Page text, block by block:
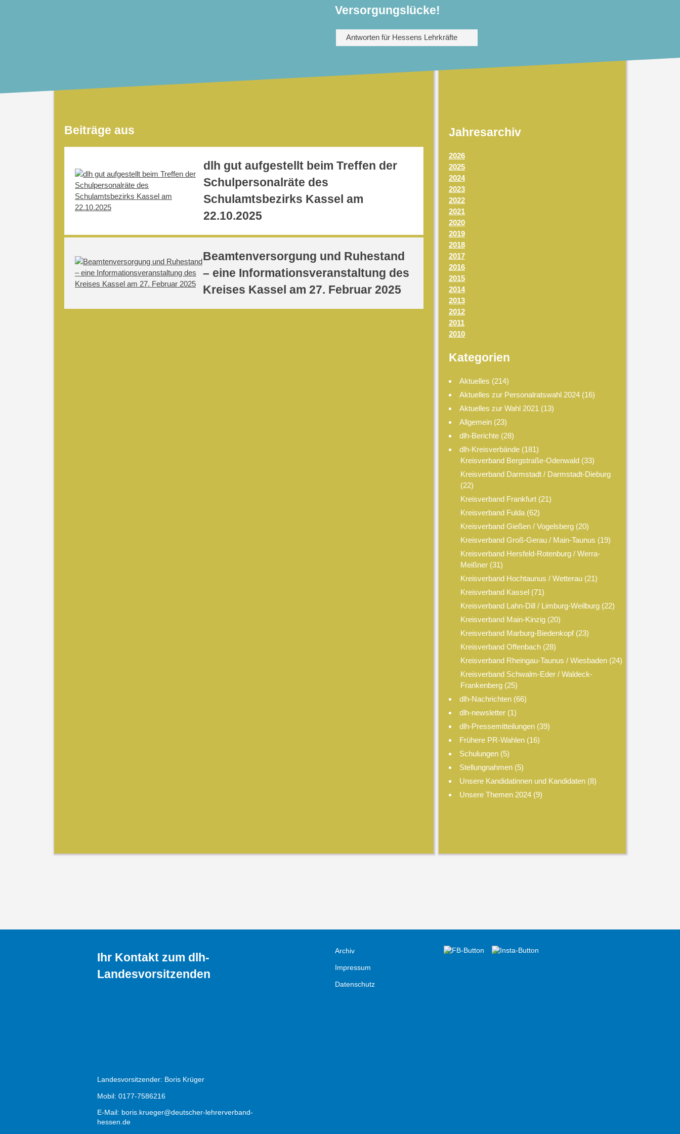
Versorgungslücke!
Antworten für Hessens Lehrkräfte
Beiträge aus
dlh gut aufgestellt beim Treffen der
Schulpersonalräte des
Schulamtsbezirks Kassel am
22.10.2025
Beamtenversorgung und Ruhestand
– eine Informationsveranstaltung des
Kreises Kassel am 27. Februar 2025
Jahresarchiv
2026
2025
2024
2023
2022
2021
2020
2019
2018
2017
2016
2015
2014
2013
2012
2011
2010
Kategorien
Aktuelles (214)
Aktuelles zur Personalratswahl 2024 (16)
Aktuelles zur Wahl 2021 (13)
Allgemein (23)
dlh-Berichte (28)
dlh-Kreisverbände (181)
Kreisverband Bergstraße-Odenwald(33)
Kreisverband Darmstadt / Darmstadt-Dieburg
(22)
Kreisverband Frankfurt(21)
Kreisverband Fulda(62)
Kreisverband Gießen / Vogelsberg(20)
Kreisverband Groß-Gerau / Main-Taunus (19)
Kreisverband Hersfeld-Rotenburg / Werra-
Meißner(31)
Kreisverband Hochtaunus / Wetterau(21)
Kreisverband Kassel(71)
Kreisverband Lahn-Dill / Limburg-Weilburg(22)
Kreisverband Main-Kinzig(20)
Kreisverband Marburg-Biedenkopf(23)
Kreisverband Offenbach(28)
Kreisverband Rheingau-Taunus / Wiesbaden(24)
Kreisverband Schwalm-Eder / Waldeck-
Frankenberg(25)
dlh-Nachrichten (66)
dlh-newsletter (1)
dlh-Pressemitteilungen (39)
Frühere PR-Wahlen (16)
Schulungen (5)
Stellungnahmen (5)
Unsere Kandidatinnen und Kandidaten (8)
Unsere Themen 2024 (9)
Ihr Kontakt zum dlh-
Landesvorsitzenden
Landesvorsitzender: Boris Krüger
Mobil: 0177-7586216
E-Mail: boris.krueger@deutscher-lehrerverband-
hessen.de
Archiv
Impressum
Datenschutz